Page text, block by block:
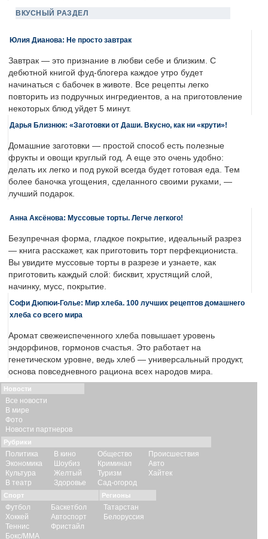
ВКУСНЫЙ РАЗДЕЛ
Юлия Дианова: Не просто завтрак
Завтрак — это признание в любви себе и близким. С
дебютной книгой фуд-блогера каждое утро будет
начинаться с бабочек в животе. Все рецепты легко
повторить из подручных ингредиентов, а на приготовление
некоторых блюд уйдет 5 минут.
Дарья Близнюк: «Заготовки от Даши. Вкусно, как ни «крути»!
Домашние заготовки — простой способ есть полезные
фрукты и овощи круглый год. А еще это очень удобно:
делать их легко и под рукой всегда будет готовая еда. Тем
более баночка угощения, сделанного своими руками, —
лучший подарок.
Анна Аксёнова: Муссовые торты. Легче легкого!
Безупречная форма, гладкое покрытие, идеальный разрез
— книга расскажет, как приготовить торт перфекциониста.
Вы увидите муссовые торты в разрезе и узнаете, как
приготовить каждый слой: бисквит, хрустящий слой,
начинку, мусс, покрытие.
Софи Дюпюи-Голье: Мир хлеба. 100 лучших рецептов домашнего
хлеба со всего мира
Аромат свежеиспеченного хлеба повышает уровень
эндорфинов, гормонов счастья. Это работает на
генетическом уровне, ведь хлеб — универсальный продукт,
основа повседневного рациона всех народов мира.
Новости
Все новости
В мире
Фото
Новости партнеров
Рубрики
Политика
Экономика
Культура
В театр
В кино
Шоубиз
Желтый
Здоровье
Общество
Криминал
Туризм
Сад-огород
Происшествия
Авто
Хайтек
Спорт
Футбол
Хоккей
Теннис
Бокс/ММА
Баскетбол
Автоспорт
Фристайл
Регионы
Татарстан
Белоруссия